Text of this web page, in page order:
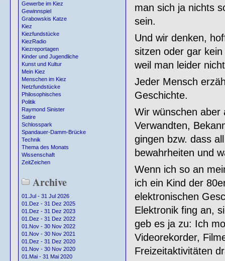
Gewerbe im Kiez
Gewinnspiel
Grabowskis Katze
Kiez
Kiezfundstücke
KiezRadio
Kiezreportagen
Kinder und Jugendliche
Kunst und Kultur
Mein Kiez
Menschen im Kiez
Netzfundstücke
Philosophisches
Politik
Raymond Sinister
Satire
Schlosspark
Spandauer-Damm-Brücke
Technik
Thema des Monats
Wissenschaft
ZeitZeichen
Archive
01.Jul - 31 Jul 2026
01.Dez - 31 Dez 2025
01.Dez - 31 Dez 2023
01.Dez - 31 Dez 2022
01.Nov - 30 Nov 2022
01.Nov - 30 Nov 2021
01.Dez - 31 Dez 2020
01.Nov - 30 Nov 2020
01.Mai - 31 Mai 2020
man sich ja nichts
sein.
Und wir denken,
sitzen oder gar
weil man leider
Jeder Mensch
Geschichte.
Wir wünschen aber
Verwandten,
gingen bzw. dass
bewahrheiten und
Wenn ich so an
ich ein Kind der
elektronischen
Elektronik fing an,
geb es ja zu: Ich
Videorekorder,
Freizeitaktivitäten